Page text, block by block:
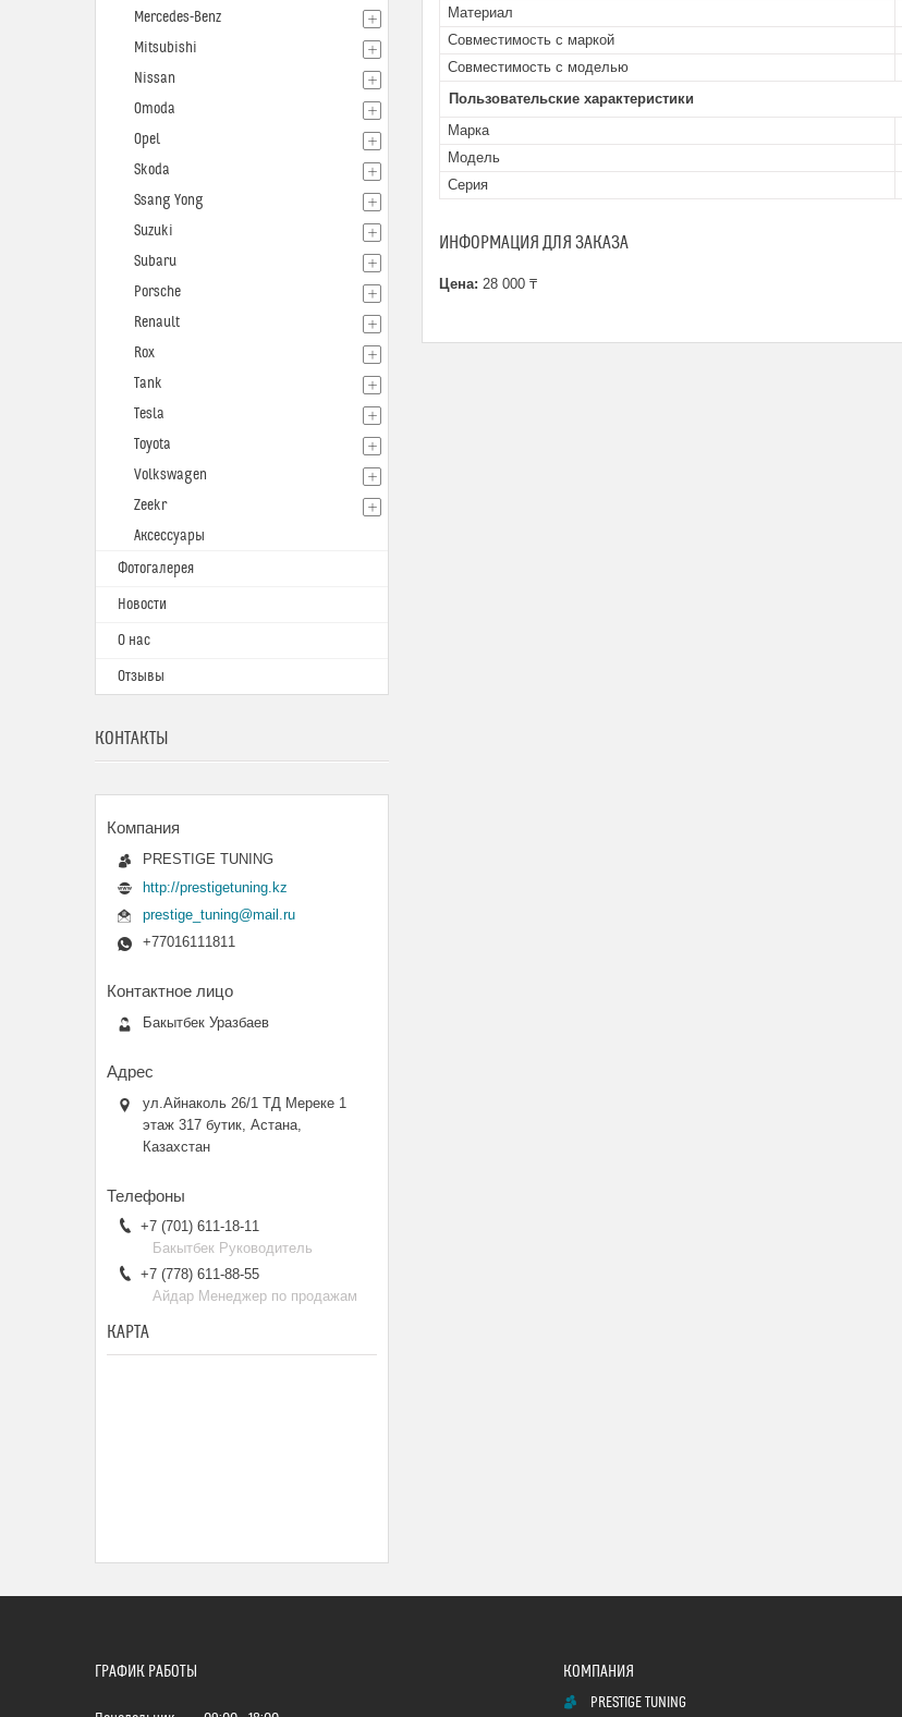
Материал
Совместимость с маркой
Совместимость с моделью
Пользовательские характеристики
Марка
Модель
Серия
ИНФОРМАЦИЯ ДЛЯ ЗАКАЗА
Цена: 28 000 ₸
Mercedes-Benz
Mitsubishi
Nissan
Omoda
Opel
Skoda
Ssang Yong
Suzuki
Subaru
Porsche
Renault
Rox
Tank
Tesla
Toyota
Volkswagen
Zeekr
Аксессуары
Фотогалерея
Новости
О нас
Отзывы
КОНТАКТЫ
PRESTIGE TUNING
http://prestigetuning.kz
prestige_tuning@mail.ru
+77016111811
Бакытбек Уразбаев
ул.Айнаколь 26/1 ТД Мереке 1
этаж 317 бутик, Астана,
Казахстан
+7 (701) 611-18-11
Бакытбек Руководитель
+7 (778) 611-88-55
Айдар Менеджер по продажам
КАРТА
ГРАФИК РАБОТЫ
PRESTIGE TUNING